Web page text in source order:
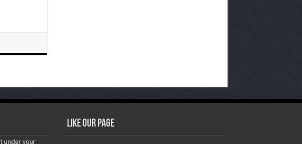
under your
Like our Page